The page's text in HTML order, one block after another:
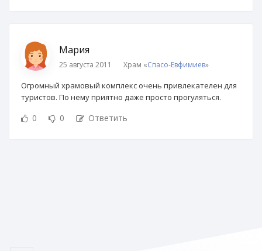
Мария
25 августа 2011 Храм «Спасо-Евфимиев»
Огромный храмовый комплекс очень привлекателен для
туристов. По нему приятно даже просто прогуляться.
0 0 Ответить